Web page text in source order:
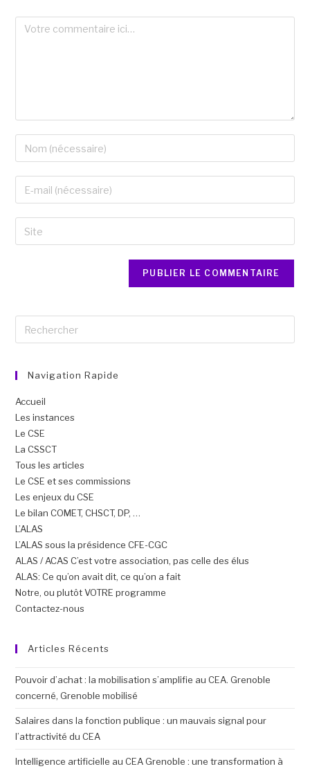
Navigation Rapide
Accueil
Les instances
Le CSE
La CSSCT
Tous les articles
Le CSE et ses commissions
Les enjeux du CSE
Le bilan COMET, CHSCT, DP, …
L’ALAS
L’ALAS sous la présidence CFE-CGC
ALAS / ACAS C’est votre association, pas celle des élus
ALAS: Ce qu’on avait dit, ce qu’on a fait
Notre, ou plutôt VOTRE programme
Contactez-nous
Articles Récents
Pouvoir d’achat : la mobilisation s’amplifie au CEA. Grenoble
concerné, Grenoble mobilisé
Salaires dans la fonction publique : un mauvais signal pour
l’attractivité du CEA
Intelligence artificielle au CEA Grenoble : une transformation à